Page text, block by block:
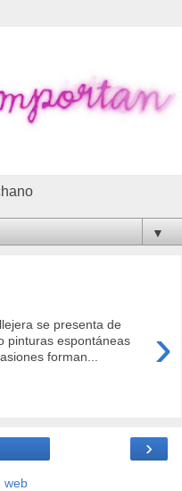
▼
›
se presenta de
pinturas espontáneas
forman...
›
web